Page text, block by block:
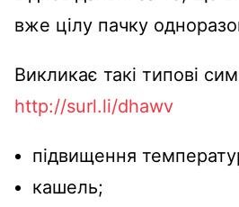
вже цілу пачку
Викликає такі типові
http://surl.li/dhawv
підвищення
кашель;